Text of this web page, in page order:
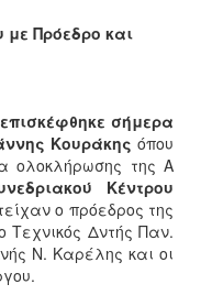
Πρόεδρο και
σήμερα
Κουράκης όπου
ολοκλήρωσης της Α
Κέντρου
ο πρόεδρος της
Δντής Παν.
Ν. Καρέλης και οι